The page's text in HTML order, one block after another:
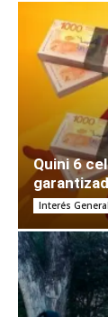
Quini 6
Interés General